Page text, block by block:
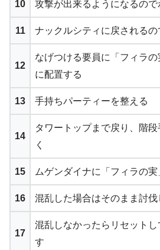
10 攻撃が出来るようになるので
11 ナックルシティに戻されるの
12
なげつける要員に「フィラ
に配置する
13 手持ちパーティーを整える
14
タワートップまで戻り、階
く
15 ムゲンダイナに「フィラの
16 混乱した場合はそのまま討伐
17
混乱しなかったらリセット
す